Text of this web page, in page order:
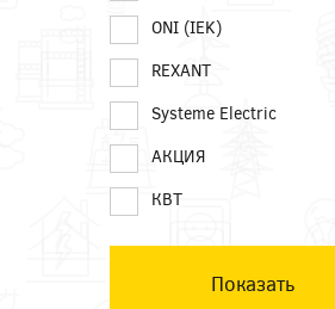
ONI (IEK)
REXANT
Systeme Electric
АКЦИЯ
КВТ
КЭАЗ
Остальные ТМ